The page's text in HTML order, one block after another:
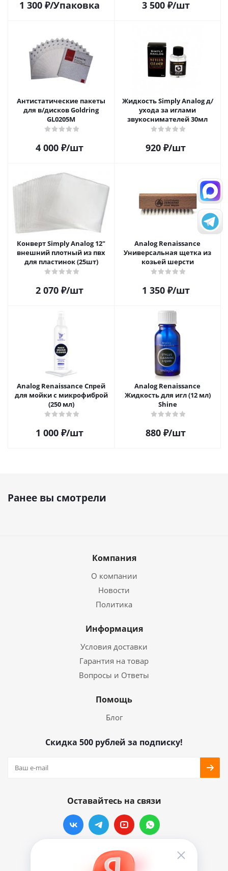
1 300₽/Упаковка 3 500₽/шт
Антистатические пакеты
для в/дисков Goldring
GL0205M
4 000₽/шт
Жидкость Simply Analog д/
ухода за иглами
звукоснимателей 30мл
920 ₽/шт
Конверт Simply Analog 12"
внешний плотный из пвх
для пластинок (25шт)
2 070₽/шт
Analog Renaissance
Универсальная щетка из
козьей шерсти
1 350₽/шт
Analog Renaissance Спрей
для мойки с микрофиброй
(250 мл)
1 000₽/шт
Analog Renaissance
Жидкость для игл (12 мл)
Shine
880 ₽/шт
Ранее вы смотрели
Компания
О компании
Новости
Политика
Информация
Условия доставки
Гарантия на товар
Вопросы и Ответы
Помощь
Блог
Скидка 500 рублей за подписку!
Оставайтесь на связи
Наши контакты